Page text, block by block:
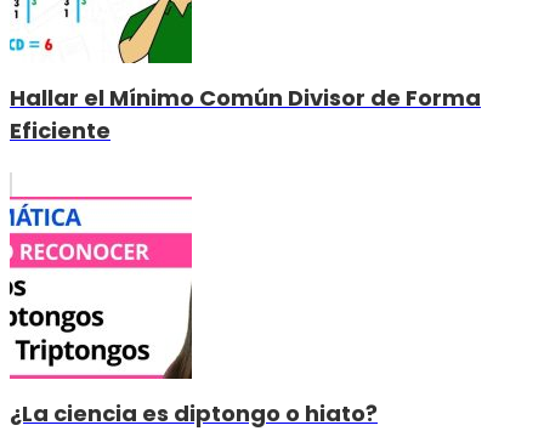
Hallar el Mínimo Común Divisor de Forma
Eficiente
¿La ciencia es diptongo o hiato?